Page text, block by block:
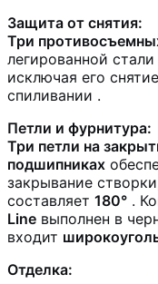
Защита от снятия:
Три
легированной
исключая его
спиливании .
Петли и фурнитура:
Три петли на
подшипниках
закрывание
составляет 180° .
Line выполнен в
входит
Отделка: